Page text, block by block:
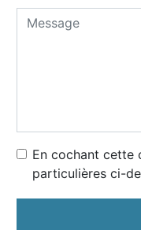
En cochant cette
particulières ci-